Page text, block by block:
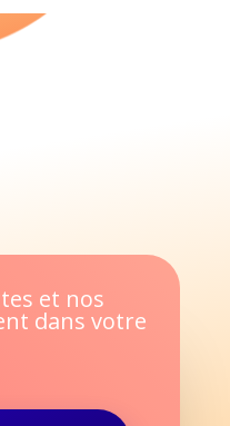
et nos
dans votre